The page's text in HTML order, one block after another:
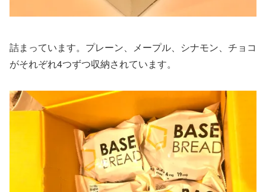
詰まっています。プレーン、メープル、シナモン、チョコ
がそれぞれ4つずつ収納されています。